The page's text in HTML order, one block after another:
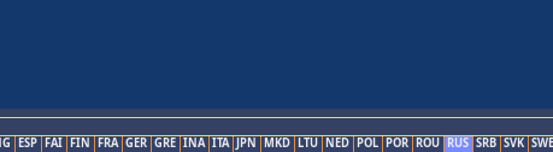
ESP FAI FIN FRA GER GRE INA ITA JPN MKD LTU NED POL POR ROU RUS SRB SVK SWE